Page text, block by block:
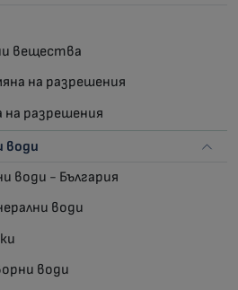
вещества
на разрешения
на разрешения
води
води - България
води
води